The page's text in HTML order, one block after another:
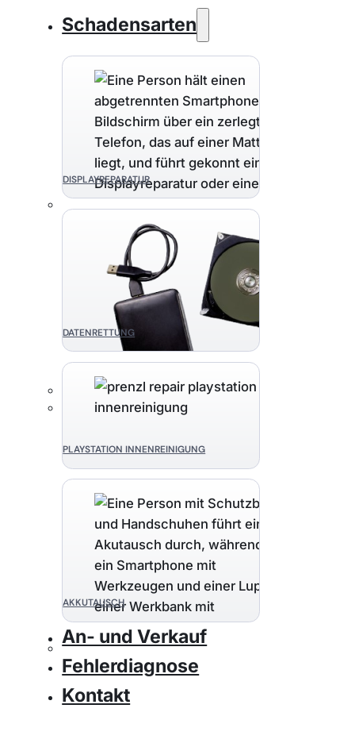
Schadensarten
DISPLAYREPARATUR
DATENRETTUNG
PLAYSTATION INNENREINIGUNG
AKKUTAUSCH
An- und Verkauf
Fehlerdiagnose
Kontakt